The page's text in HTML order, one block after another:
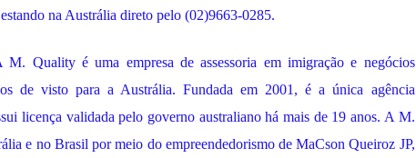
na Austrália direto pelo (02)9663-0285.
M. Quality é uma empresa de assessoria em imigração e negócios
de visto para a Austrália. Fundada em 2001, é a única agência
licença validada pelo governo australiano há mais de 19 anos. A M.
e no Brasil por meio do empreendedorismo de MaCson Queiroz JP,